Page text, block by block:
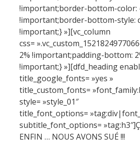
!important;border-bottom-color:
!important;border-bottom-style:
!important;} »][vc_column
css=
2% !important;padding-bottom:
!important;} »][dfd_heading
title_google_fonts= »yes »
title_custom_fonts=
style= »style_01″
title_font_options=
subtitle_font_options=
ENFIN … NOUS AVONS SUÉ !!!